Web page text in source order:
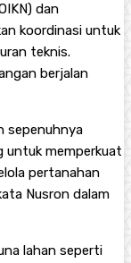
dan
koordinasi untuk
teknis.
berjalan
sepenuhnya
untuk memperkuat
pertanahan
Nusron dalam
lahan seperti